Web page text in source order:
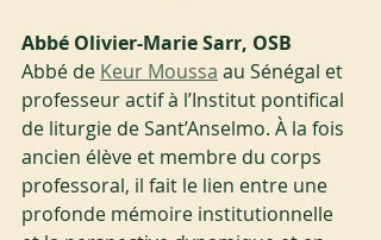
Abbé Olivier-Marie Sarr, OSB
Abbé de Keur Moussa au Sénégal et
professeur actif à l’Institut pontifical
de liturgie de Sant’Anselmo. À la fois
ancien élève et membre du corps
professoral, il fait le lien entre une
profonde mémoire institutionnelle